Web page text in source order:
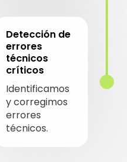
Detección de
errores
técnicos
críticos
Identificamos
y corregimos
errores
técnicos.